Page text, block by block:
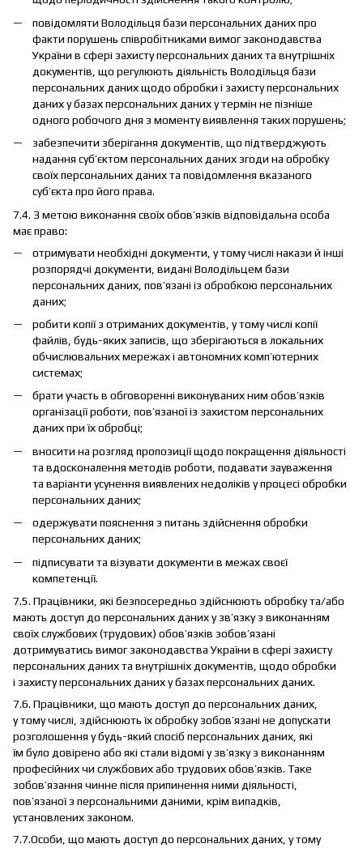
повідомляти Володільця бази персональних даних про
факти порушень співробітниками вимог законодавства
України в сфері захисту персональних даних та внутрішніх
документів, що регулюють діяльність Володільця бази
персональних даних щодо обробки і захисту персональних
даних у базах персональних даних у термін не пізніше
одного робочого дня з моменту виявлення таких порушень;
забезпечити зберігання документів, що підтверджують
надання суб’єктом персональних даних згоди на обробку
своїх персональних даних та повідомлення вказаного
суб’єкта про його права.
7.4. З метою виконання своїх обов’язків відповідальна особа
має право:
отримувати необхідні документи, у тому числі накази й інші
розпорядчі документи, видані Володільцем бази
персональних даних, пов’язані із обробкою персональних
даних;
робити копії з отриманих документів, у тому числі копії
файлів, будь-яких записів, що зберігаються в локальних
обчислювальних мережах і автономних комп’ютерних
системах;
брати участь в обговоренні виконуваних ним обов’язків
організації роботи, пов’язаної із захистом персональних
даних при їх обробці;
вносити на розгляд пропозиції щодо покращення діяльності
та вдосконалення методів роботи, подавати зауваження
та варіанти усунення виявлених недоліків у процесі обробки
персональних даних;
одержувати пояснення з питань здійснення обробки
персональних даних;
підписувати та візувати документи в межах своєї
компетенції.
7.5. Працівники, які безпосередньо здійснюють обробку та/або
мають доступ до персональних даних у зв’язку з виконанням
своїх службових (трудових) обов’язків зобов’язані
дотримуватись вимог законодавства України в сфері захисту
персональних даних та внутрішніх документів, щодо обробки
і захисту персональних даних у базах персональних даних.
7.6. Працівники, що мають доступ до персональних даних,
у тому числі, здійснюють їх обробку зобов’язані не допускати
розголошення у будь-який спосіб персональних даних, які
їм було довірено або які стали відомі у зв’язку з виконанням
професійних чи службових або трудових обов’язків. Таке
зобов’язання чинне після припинення ними діяльності,
пов’язаної з персональними даними, крім випадків,
установлених законом.
7.7.Особи, що мають доступ до персональних даних, у тому